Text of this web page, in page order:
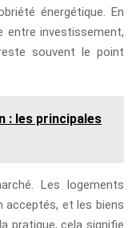
énergétique. En
entre investissement,
souvent le point
: les principales
Les logements
acceptés, et les biens
pratique, cela signifie